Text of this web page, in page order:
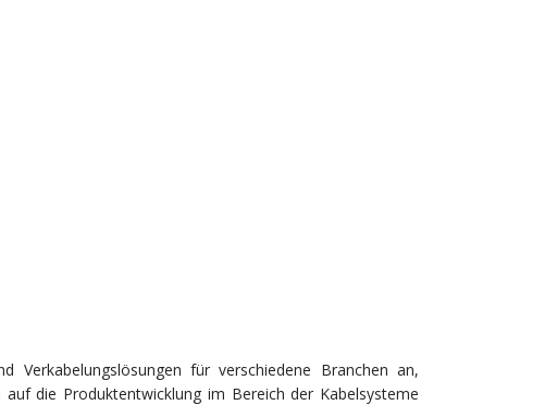
für verschiedene Branchen an,
die Produktentwicklung im Bereich der Kabelsysteme